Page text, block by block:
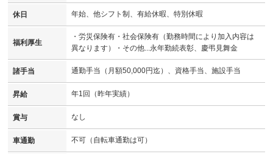
休日 年始、他シフト制、有給休暇、特別休暇
福利厚生
・労災保険有・社会保険有（勤務時間により加入内容は
異なります）・その他...永年勤続表彰、慶弔見舞金
諸手当 通勤手当（月額50,000円迄）、資格手当、施設手当
昇給 年1回（昨年実績）
賞与 なし
車通勤 不可（自転車通勤は可）